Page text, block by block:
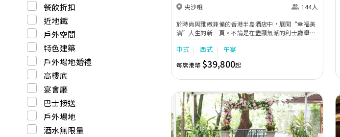
餐飲折扣
近地鐵
戶外空間
特色建築
戶外場地婚禮
高樓底
宴會廳
巴士接送
戶外場地
酒水無限量
尖沙咀 144人
於時尚與雅緻兼備的香港半島酒店中，展開“幸福美
滿”人生的新一頁。不論是在盡顯氣派的利士廳舉辦
極盡奢華的宴會，或是在一覽港島五光十色繁華全景
的花園套房舉辦戶外黃昏酒會派對，我們都一一為您
誠獻！ 在這不夜城裏，没有不能實現的夢想婚禮。專
業婚禮顧問為準新人度身訂造尊貴婚禮，每個細節均
無微不至。準新人可以與酒店的行政糕點主廚、朱古
受一對一的諮詢服務。 在香港半島酒店住宿的客人可
以租用酒店舉世知名的勞斯萊斯Phantom轎車，享
受無與倫比的格調。
中式 西式 午宴
每席港幣 $39,800起